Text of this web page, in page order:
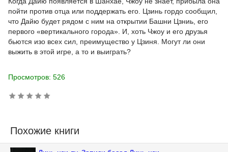
пойти против отца или поддержать его. Цзинь гордо сообщил,
что Дайю будет рядом с ним на открытии Башни Цзниь, его
первого «вертикального города». И, хоть Чжоу и его друзья
бьются изо всех сил, преимущество у Цзиня. Могут ли они
выжить в этой игре, а то и выиграть?
Просмотров: 526
Похожие книги